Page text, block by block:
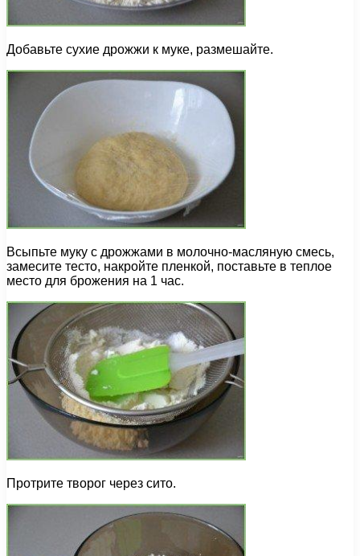
Добавьте сухие дрожжи к муке, размешайте.
Всыпьте муку с дрожжами в молочно-масляную смесь,
замесите тесто, накройте пленкой, поставьте в теплое
место для брожения на 1 час.
Протрите творог через сито.